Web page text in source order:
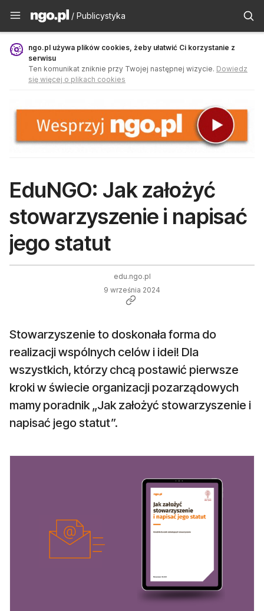
Publicystyka - ngo.pl
/ Publicystyka
ngo.pl używa plików cookies, żeby ułatwić Ci korzystanie z
serwisu
Ten komunikat zniknie przy Twojej następnej wizycie. Dowiedz
się więcej o plikach cookies
EduNGO: Jak założyć
stowarzyszenie i napisać
jego statut
edu.ngo.pl
9 września 2024
Stowarzyszenie to doskonała forma do
realizacji wspólnych celów i idei! Dla
wszystkich, którzy chcą postawić pierwsze
kroki w świecie organizacji pozarządowych
mamy poradnik „Jak założyć stowarzyszenie i
napisać jego statut”.